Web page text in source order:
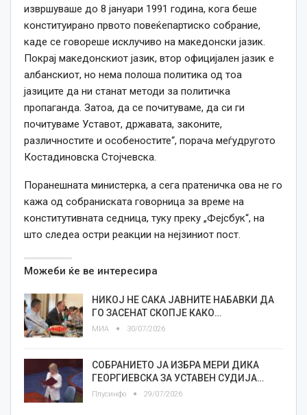
извршуваше до 8 јануари 1991 година, кога беше
конституирано првото повеќепартиско собрание,
каде се говореше исклучиво на македонски јазик.
Покрај македонскиот јазик, втор официјален јазик е
албанскиот, но нема полоша политика од тоа
јазиците да ни станат методи за политичка
пропаганда. Затоа, да се почитуваме, да си ги
почитуваме Уставот, државата, законите,
различностите и особеностите“, порача меѓудругото
Костадиновска Стојчевска.
Поранешната министерка, а сега пратеничка ова не го
кажа од собраниската говорница за време на
конститутивната седница, туку преку „Фејсбук“, на
што следеа остри реакции на нејзиниот пост.
Можеби ќе ве интересира
НИКОЈ НЕ САКА ЈАВНИТЕ НАБАВКИ ДА
ГО ЗАСЕНАТ СКОПЈЕ КАКО…
МИА 30/07/2026
СОБРАНИЕТО ЈА ИЗБРА МЕРИ ДИКА
ГЕОРГИЕВСКА ЗА УСТАВЕН СУДИЈА…
Плусинфо 29/07/2026